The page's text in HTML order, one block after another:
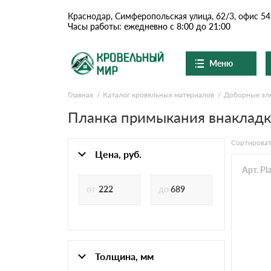
Краснодар, Симферопольская улица, 62/3, офис 54
Часы работы: ежедневно с 8:00 до 21:00
Меню
О компании
Вопросы-ответы
Ондулин и шифер
Сланцевая кровля
Главная Каталог кровельных материалов Доборные
Планка примыкания
Цена, руб.
Толщина, мм
Арт.